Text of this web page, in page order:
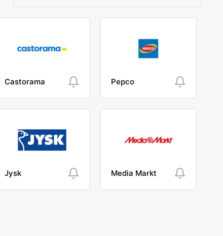
Castorama Pepco
Jysk Media Markt